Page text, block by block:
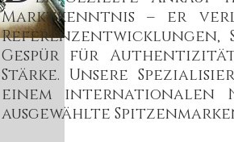
Marktkenntnis – er
Gespür für
Stärke. Unsere
einem internationalen
ausgewählte